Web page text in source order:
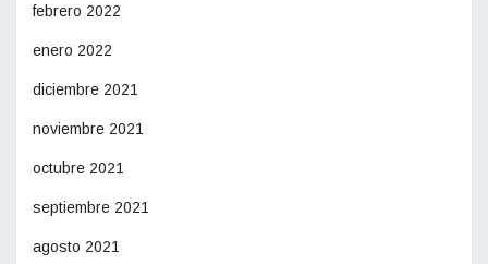
febrero 2022
enero 2022
diciembre 2021
noviembre 2021
octubre 2021
septiembre 2021
agosto 2021